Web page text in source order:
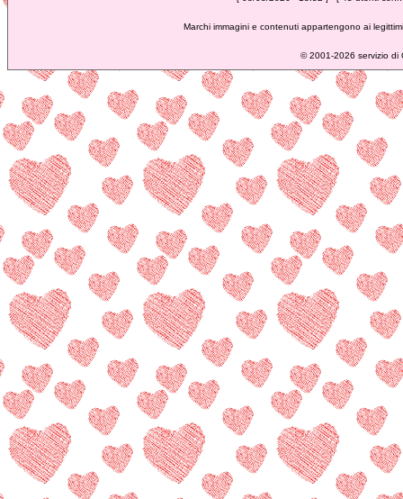
Marchi immagini e contenuti appartengono ai
©2001-2026 servizio di